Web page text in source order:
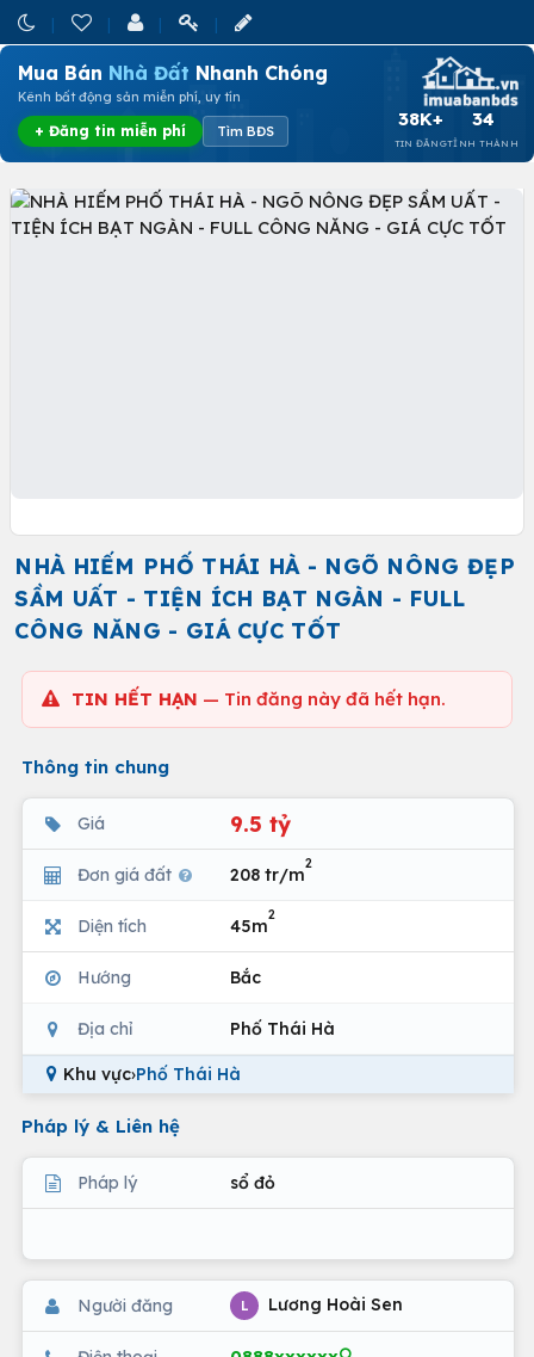
Mua Bán Nhà Đất Nhanh Chóng
Kênh bất động sản miễn phí, uy tín
+ Đăng tin miễn phí Tìm BĐS
38K+
TIN ĐĂNG
34
TỈNH THÀNH
NHÀ HIẾM PHỐ THÁI HÀ - NGÕ NÔNG ĐẸP
SẦM UẤT - TIỆN ÍCH BẠT NGÀN - FULL
CÔNG NĂNG - GIÁ CỰC TỐT
TIN HẾT HẠN — Tin đăng này đã hết hạn.
Thông tin chung
Giá 9.5 tỷ
Đơn giá đất 208 tr/m
2
Diện tích 45m
2
Hướng Bắc
Địa chỉ Phố Thái Hà
Khu vực›Phố Thái Hà
Pháp lý & Liên hệ
Pháp lý sổ đỏ
Người đăng L Lương Hoài Sen